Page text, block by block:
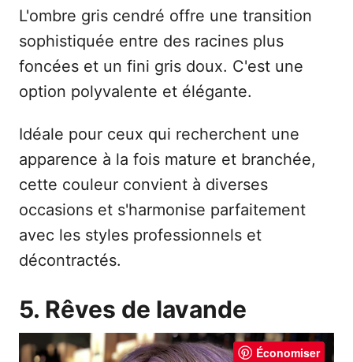
L'ombre gris cendré offre une transition
sophistiquée entre des racines plus
foncées et un fini gris doux. C'est une
option polyvalente et élégante.
Idéale pour ceux qui recherchent une
apparence à la fois mature et branchée,
cette couleur convient à diverses
occasions et s'harmonise parfaitement
avec les styles professionnels et
décontractés.
5. Rêves de lavande
Économiser